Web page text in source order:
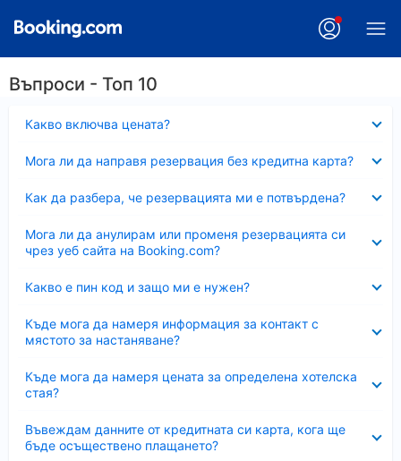
Въпроси - Топ 10
Какво включва цената?
Мога ли да направя резервация без кредитна карта?
Как да разбера, че резервацията ми е потвърдена?
Мога ли да анулирам или променя резервацията си
чрез уеб сайта на Booking.com?
Какво е пин код и защо ми е нужен?
Къде мога да намеря информация за контакт с
мястото за настаняване?
Къде мога да намеря цената за определена хотелска
стая?
Въвеждам данните от кредитната си карта, кога ще
бъде осъществено плащането?